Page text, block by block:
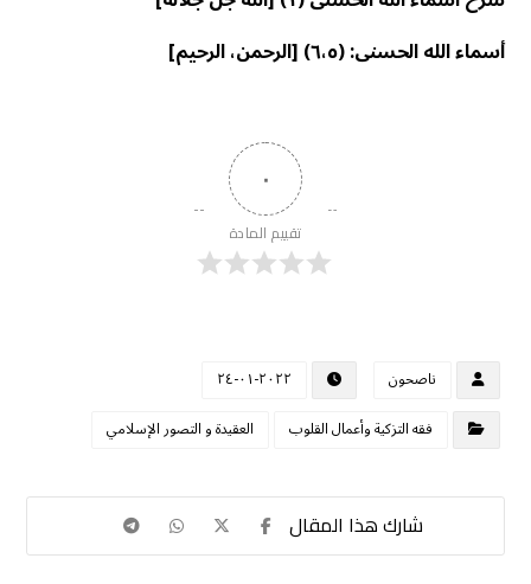
أسماء الله الحسنى: (٦،٥) [الرحمن، الرحيم]
٠
تقييم المادة
ناصحون
٢٠٢٢-٠١-٢٤
فقه التزكية وأعمال القلوب
العقيدة و التصور الإسلامي